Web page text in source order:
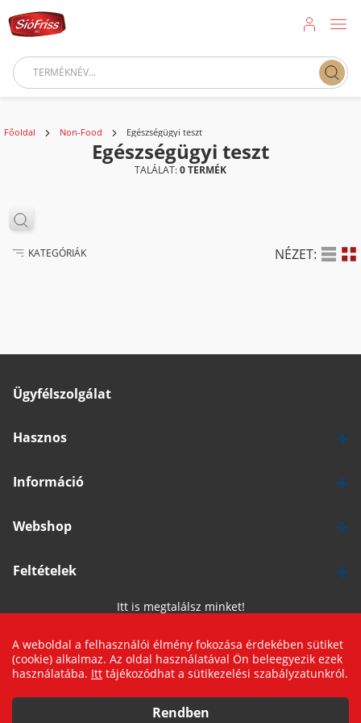
Főoldal Non-Food Egészségügyi teszt
Egészségügyi teszt
TALÁLAT:0 TERMÉK
KATEGÓRIÁK NÉZET:
Ügyfélszolgálat
Hasznos
Információ
Webshop
Feltételek
Itt is megtalálsz minket!
A weboldal a felhasználói élmény fokozása érdekében sütiket
(cookie) alkalmaz. Az oldal használatával Ön beleegyezik ezek
használatába. Itt tájékozódhat a sütikezelési szabályzatunkról.
Rendben